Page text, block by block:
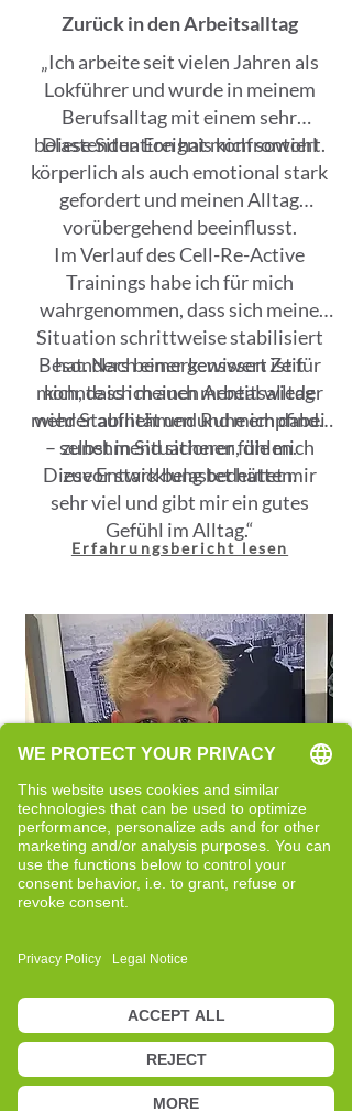
Zurück in den Arbeitsalltag
„Ich arbeite seit vielen Jahren als
Lokführer und wurde in meinem
Berufsalltag mit einem sehr
belastenden Ereignis konfrontiert.
Diese Situation hat mich sowohl
körperlich als auch emotional stark
gefordert und meinen Alltag
vorübergehend beeinflusst.
Im Verlauf des Cell-Re-Active
Trainings habe ich für mich
wahrgenommen, dass sich meine
Situation schrittweise stabilisiert
hat. Nach einer gewissen Zeit
konnte ich meinen Arbeitsalltag
wieder aufnehmen und mich dabei
zunehmend sicherer fühlen.
Besonders bemerkenswert ist für
mich, dass ich auch mental wieder
mehr Stabilität und Ruhe empfinde
– selbst in Situationen, die mich
zuvor stark belastet hätten.
Diese Entwicklung bedeutet mir
sehr viel und gibt mir ein gutes
Gefühl im Alltag.“
Erfahrungsbericht lesen
„Noch bevor ich zum Cell-Re-Active
Training zu Maria gekommen bin,
hatte ich große Probleme mit
meiner Haltung. Mein Rücken war